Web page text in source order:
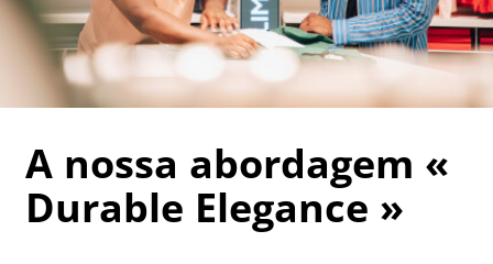
A nossa abordagem «
Durable Elegance »